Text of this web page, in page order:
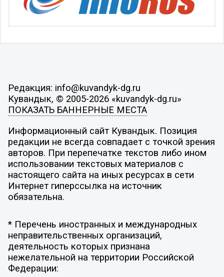
Редакция: info@kuvandyk-dg.ru
Кувандык, © 2005-2026 «kuvandyk-dg.ru»
ПОКАЗАТЬ БАННЕРНЫЕ МЕСТА
Информационный сайт Кувандык. Позиция
редакции не всегда совпадает с точкой зрения
авторов. При перепечатке текстов либо ином
использовании текстовых материалов с
настоящего сайта на иных ресурсах в сети
Интернет гиперссылка на источник
обязательна.
* Перечень иностранных и международных
неправительственных организаций,
деятельность которых признана
нежелательной на территории Российской
Федерации: